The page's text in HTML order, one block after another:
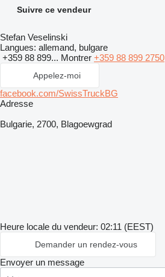
Suivre ce vendeur
Stefan Veselinski
Langues: allemand, bulgare
+359 88 899... Montrer +359 88 899 2750
Appelez-moi
facebook.com/SwissTruckBG
Adresse
Bulgarie, 2700, Blagoewgrad
Heure locale du vendeur: 02:11 (EEST)
Demander un rendez-vous
Envoyer un message